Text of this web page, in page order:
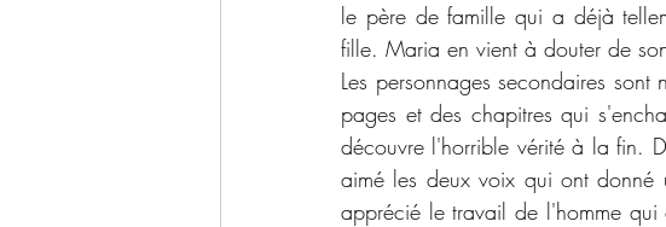
le père de famille qui a déjà
fille. Maria en vient à douter de
Les personnages secondaires
pages et des chapitres qui
découvre l'horrible vérité à la fin.
aimé les deux voix qui ont donné
apprécié le travail de l'homme